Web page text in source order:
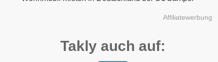
Affiliatewerbung
Takly auch auf: